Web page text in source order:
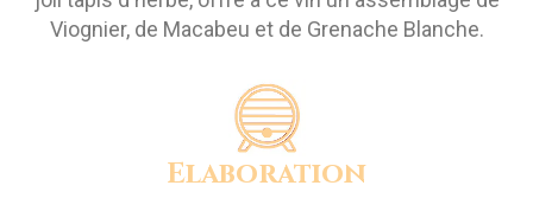
Viognier, de Macabeu et de Grenache Blanche.
Elaboration